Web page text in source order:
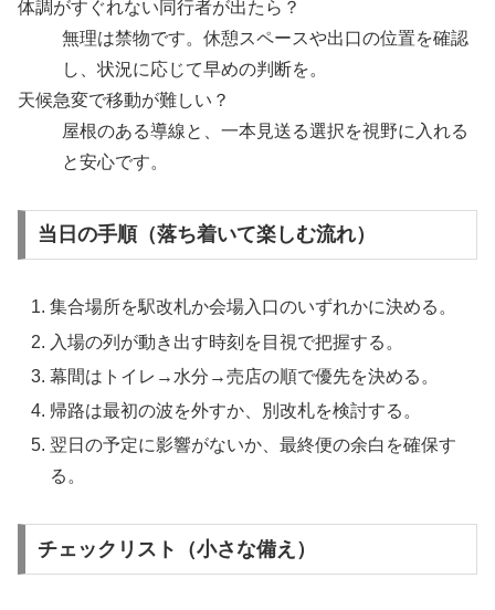
体調がすぐれない同行者が出たら？
無理は禁物です。休憩スペースや出口の位置を確認
し、状況に応じて早めの判断を。
天候急変で移動が難しい？
屋根のある導線と、一本見送る選択を視野に入れる
と安心です。
当日の手順（落ち着いて楽しむ流れ）
集合場所を駅改札か会場入口のいずれかに決める。
入場の列が動き出す時刻を目視で把握する。
幕間はトイレ→水分→売店の順で優先を決める。
帰路は最初の波を外すか、別改札を検討する。
翌日の予定に影響がないか、最終便の余白を確保す
る。
チェックリスト（小さな備え）